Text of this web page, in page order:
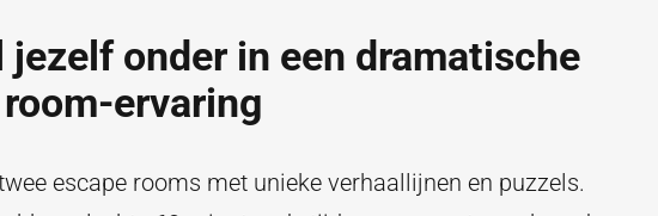
jezelf onder in een dramatische
ervaring
escape rooms met unieke verhaallijnen en puzzels.